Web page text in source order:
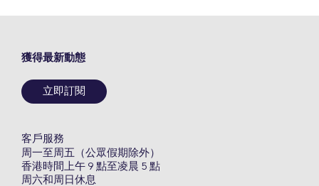
獲得最新動態
立即訂閱
客戶服務
周一至周五（公眾假期除外）
香港時間上午 9 點至凌晨 5 點
周六和周日休息